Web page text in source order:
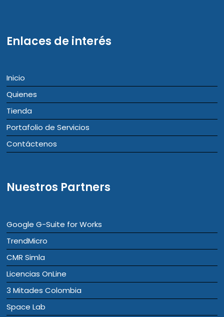
Enlaces de interés
Inicio
Quienes
Tienda
Portafolio de Servicios
Contáctenos
Nuestros Partners
Google G-Suite for Works
TrendMicro
CMR Simla
Licencias OnLine
3 Mitades Colombia
Space Lab